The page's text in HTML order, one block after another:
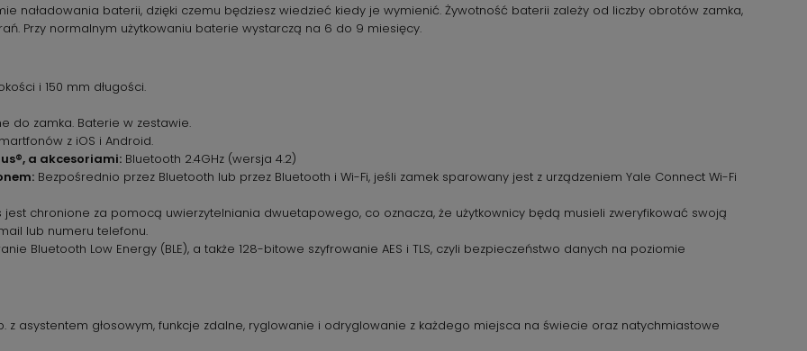
naładowania baterii, dzięki czemu będziesz wiedzieć kiedy je wymienić. Żywotność baterii zależy od liczby obrotów zamka,
Przy normalnym użytkowaniu baterie wystarczą na 6 do 9 miesięcy.
i 150 mm długości.
do zamka. Baterie w zestawie.
z iOS i Android.
a akcesoriami: Bluetooth 2.4GHz (wersja 4.2)
Bezpośrednio przez Bluetooth lub przez Bluetooth i Wi-Fi, jeśli zamek sparowany jest z urządzeniem Yale Connect Wi-Fi
chronione za pomocą uwierzytelniania dwuetapowego, co oznacza, że użytkownicy będą musieli zweryfikować swoją
lub numeru telefonu.
Bluetooth Low Energy (BLE), a także 128-bitowe szyfrowanie AES i TLS, czyli bezpieczeństwo danych na poziomie
asystentem głosowym, funkcje zdalne, ryglowanie i odryglowanie z każdego miejsca na świecie oraz natychmiastowe